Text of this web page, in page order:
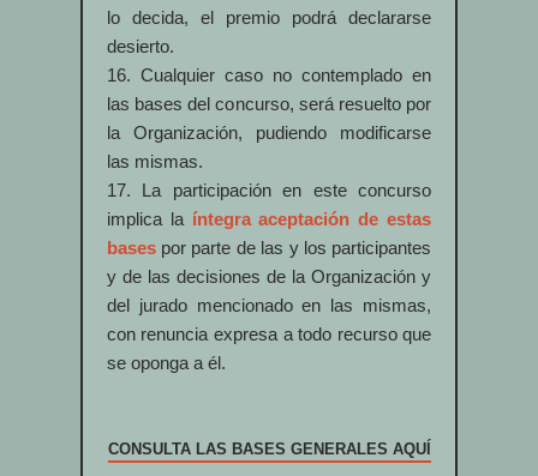
lo decida, el premio podrá declararse
desierto.
16. Cualquier caso no contemplado en
las bases del concurso, será resuelto por
la Organización, pudiendo modificarse
las mismas.
17. La participación en este concurso
implica la íntegra aceptación de estas
basespor parte de las y los participantes
y de las decisiones de la Organización y
del jurado mencionado en las mismas,
con renuncia expresa a todo recurso que
se oponga a él.
CONSULTA LAS BASES GENERALES AQUÍ